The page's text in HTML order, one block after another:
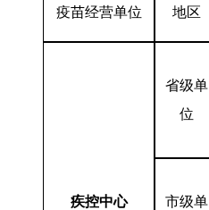
疫苗经营单位 地区
疾控中心
省级单
位
市级单